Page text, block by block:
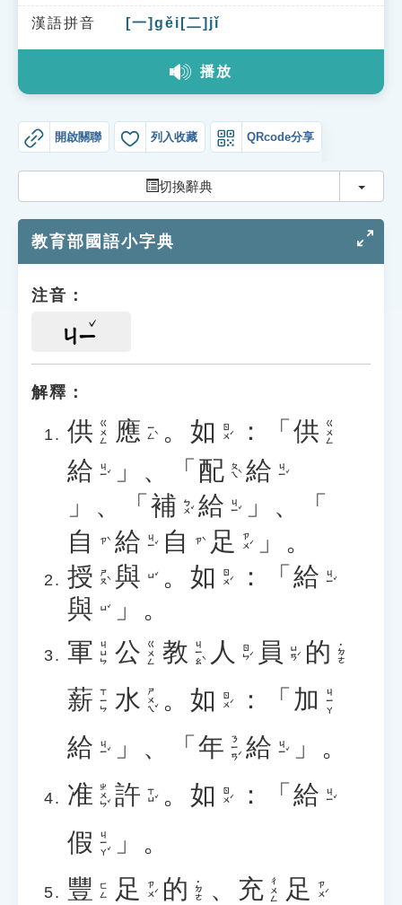
生命大百科索引
教學應用
貓頭鷹博士
漢語拼音 [一]gěi[二]jǐ
播放
開啟關聯 列入收藏 QRcode分享
切換辭典 切換
教育部國語小字典
注音：
ㄐㄧ
解釋：
供 ㄍㄨㄥ 應 ㄧㄥˋ 。 如 ㄖㄨˊ ：「 供 ㄍㄨㄥ
給 ㄐㄧˇ 」、「 配 ㄆㄟˋ 給 ㄐㄧˇ
」、「 補 ㄅㄨˇ 給 ㄐㄧˇ
」、「
自
ㄗˋ 給 ㄐㄧˇ 自 ㄗˋ 足 ㄗㄨˊ
」。
授 ㄕㄡˋ 與 ㄩˇ 。 如 ㄖㄨˊ ：「 給 ㄐㄧˇ
與 ㄩˇ
」。
軍 ㄐㄩㄣ 公 ㄍㄨㄥ 教 ㄐㄧㄠˋ 人 ㄖㄣˊ 員 ㄩㄢˊ 的 ˙ㄉㄜ
薪 ㄒㄧㄣ 水 ㄕㄨㄟˇ 。 如 ㄖㄨˊ ：「 加 ㄐㄧㄚ
給 ㄐㄧˇ 」、「 年 ㄋㄧㄢˊ 給 ㄐㄧˇ
」。
准 ㄓㄨㄣˇ 許 ㄒㄩˇ 。 如 ㄖㄨˊ ：「 給 ㄐㄧˇ
假 ㄐㄧㄚˇ
」。
豐 ㄈㄥ 足 ㄗㄨˊ 的 ˙ㄉㄜ 、 充 ㄔㄨㄥ 足 ㄗㄨˊ